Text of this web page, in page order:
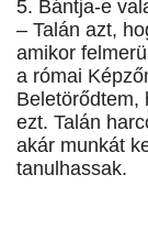
5. Bántja-e
– Talán azt,
amikor
a római
Beletörődtem,
ezt. Talán
akár munkát
tanulhassak.